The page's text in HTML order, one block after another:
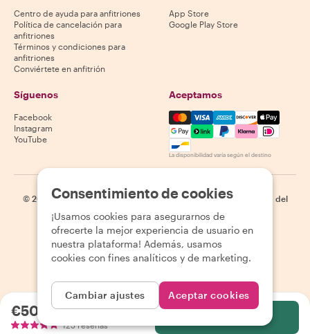
€50.00por persona
125 reseñas
Centro de ayuda para anfitriones
Política de cancelación para
anfitriones
Términos y condiciones para
anfitriones
Conviértete en anfitrión
App Store
Google Play Store
Síguenos
Facebook
Instagram
YouTube
Aceptamos
Mastercard, Visa, Amex,
La disponibilidad varía según el destino
© 2026 Withlocals.com | Política de privacidad | Cookies
Mapa del
Consentimiento de cookies
¡Usamos cookies para asegurarnos de
ofrecerte la mejor experiencia de usuario en
nuestra plataforma! Además, usamos
cookies con fines analíticos y de marketing.
Cambiar ajustes Aceptar cookies